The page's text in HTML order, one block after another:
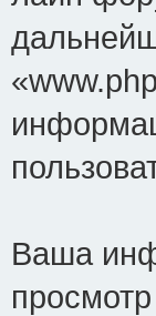
Ваша